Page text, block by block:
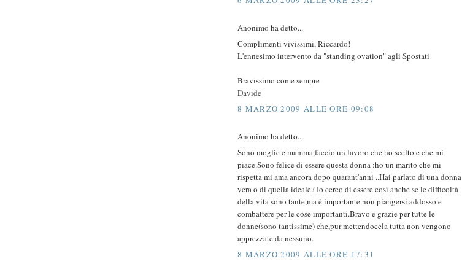
Anonimo ha detto...
Complimenti vivissimi, Riccardo!
L'ennesimo intervento da "standing ovation" agli Spostati
Bravissimo come sempre
Davide
8 MARZO 2009 ALLE ORE 09:08
Anonimo ha detto...
Sono moglie e mamma,faccio un lavoro che ho scelto e che mi
piace.Sono felice di essere questa donna :ho un marito che mi
rispetta mi ama ancora dopo quarant'anni ..Hai parlato di una donna
vera o di quella ideale? Io cerco di essere così anche se le difficoltà
della vita sono tante,ma è importante non piangersi addosso e
combattere per le cose importanti.Bravo e grazie per tutte le
donne(sono tantissime) che,pur mettendocela tutta non vengono
apprezzate da nessuno.
8 MARZO 2009 ALLE ORE 17:31